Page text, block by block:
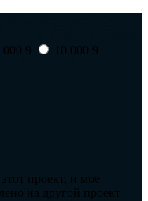
000 9 10 000 9
проект, и мое
на другой проект